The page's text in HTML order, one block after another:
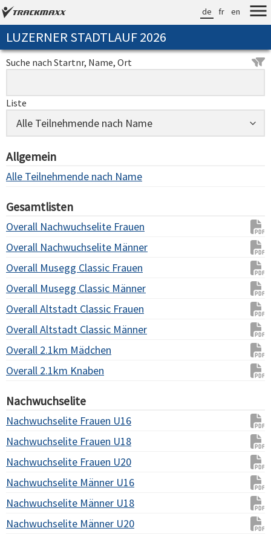
de fr en
LUZERNER STADTLAUF 2026
Suche nach Startnr, Name, Ort
Liste
Allgemein
Alle Teilnehmende nach Name
Gesamtlisten
Overall Nachwuchselite Frauen
Overall Nachwuchselite Männer
Overall Musegg Classic Frauen
Overall Musegg Classic Männer
Overall Altstadt Classic Frauen
Overall Altstadt Classic Männer
Overall 2.1km Mädchen
Overall 2.1km Knaben
Nachwuchselite
Nachwuchselite Frauen U16
Nachwuchselite Frauen U18
Nachwuchselite Frauen U20
Nachwuchselite Männer U16
Nachwuchselite Männer U18
Nachwuchselite Männer U20